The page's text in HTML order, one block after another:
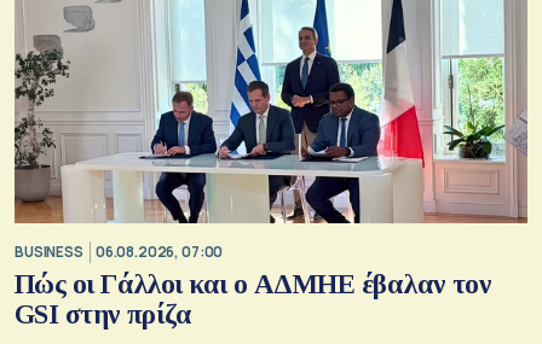
BUSINESS 06.08.2026, 07:00
Πώς οι Γάλλοι και ο ΑΔΜΗΕ έβαλαν τον
GSI στην πρίζα